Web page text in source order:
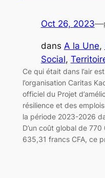
Oct 26, 2023—
dans A la Une,
Social,
Ce qui était dans l’air
l’organisation Caritas
officiel du Projet
résilience et des
la période 2023-2026
D’un coût global de
635,31 francs CFA, ce